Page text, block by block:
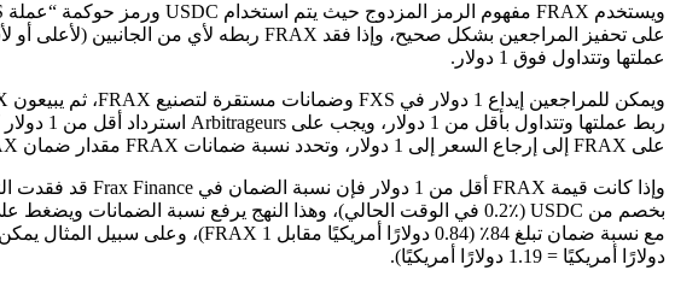
عملتها وتتداول فوق 1 دولار.
على FRAX إلى إرجاع السعر إلى 1 دولار، وتحدد نسبة ضمانات FRAX مقدار ضمان FRAX الذي يتم ضمانه بواسطة ضمانات عملات ثابتة ومقدار ضمانات FXS.
دولارًا أمريكيًا = 1.19 دولارًا أمريكيًا).